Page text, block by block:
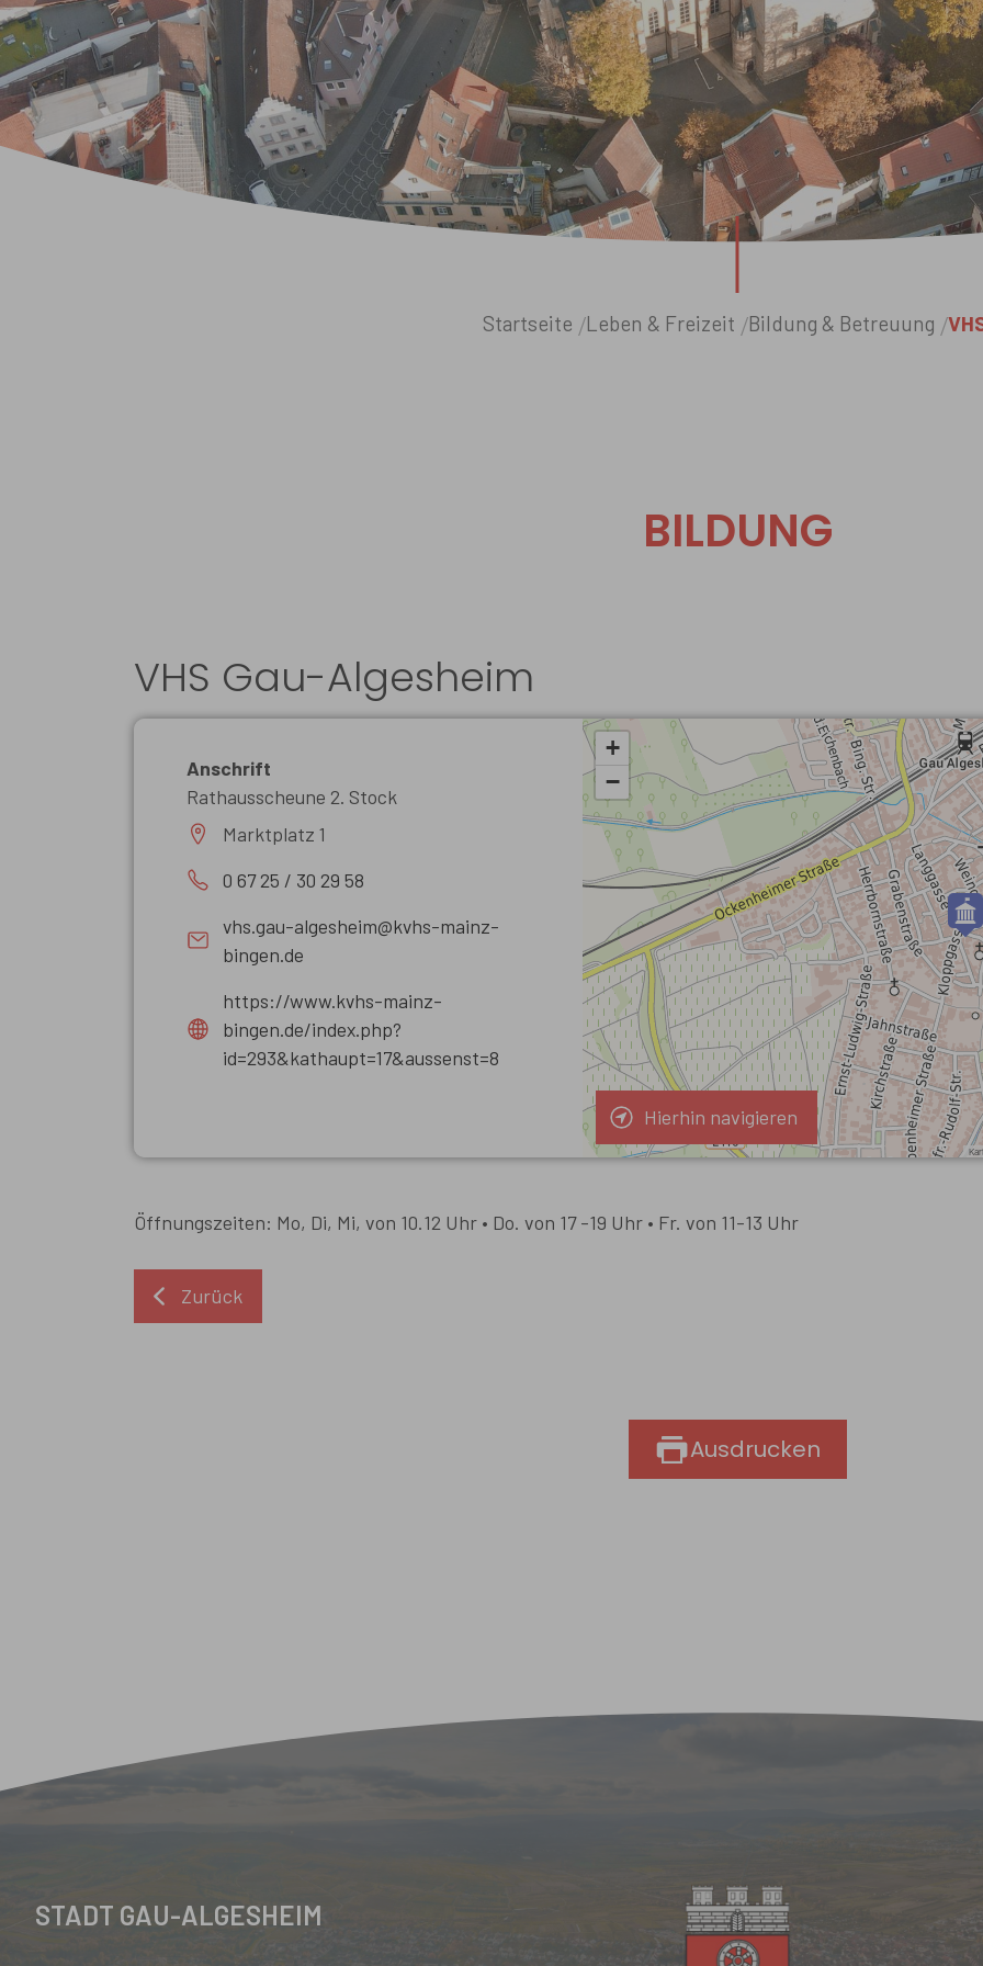
Startseite Leben & Freizeit Bildung & Betreuung
BILDUNG
VHS Gau-Algesheim
Anschrift
Rathausscheune 2. Stock
Marktplatz 1
0 67 25 / 30 29 58
vhs.gau-algesheim@kvhs-mainz-
bingen.de
https://www.kvhs-mainz-
bingen.de/index.php?
id=293&kathaupt=17&aussenst=8
Hierhin navigieren
Öffnungszeiten: Mo, Di, Mi, von 10.12 Uhr • Do. von 17 -19 Uhr • Fr. von 11-13 Uhr
Zurück
Ausdrucken
STADT GAU-ALGESHEIM